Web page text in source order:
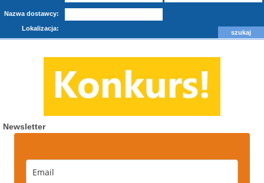
Nazwa dostawcy:
Lokalizacja:
Newsletter